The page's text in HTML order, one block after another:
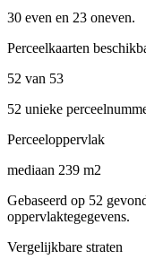
30 even en 23 oneven.
Perceelkaarten
52 van 53
52 unieke
Perceeloppervlak
mediaan 239 m2
Gebaseerd op 52
oppervlaktegegevens.
Vergelijkbare straten